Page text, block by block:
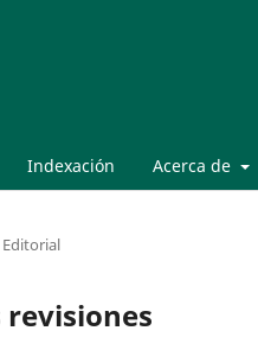
Indexación Acerca de
Editorial
revisiones